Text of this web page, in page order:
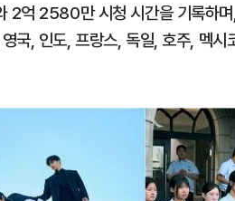
2억 2580만 시청 시간을 기록하
국, 인도, 프랑스, 독일, 호주, 멕